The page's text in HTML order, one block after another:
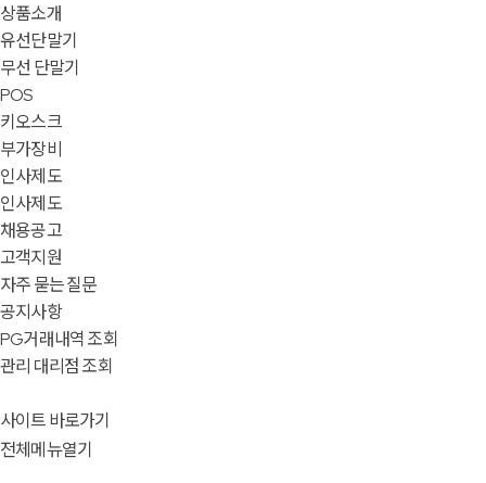
상품소개
유선단말기
무선 단말기
POS
키오스크
부가장비
인사제도
인사제도
채용공고
고객지원
자주 묻는 질문
공지사항
PG거래내역 조회
관리 대리점 조회
사이트 바로가기
전체메뉴열기